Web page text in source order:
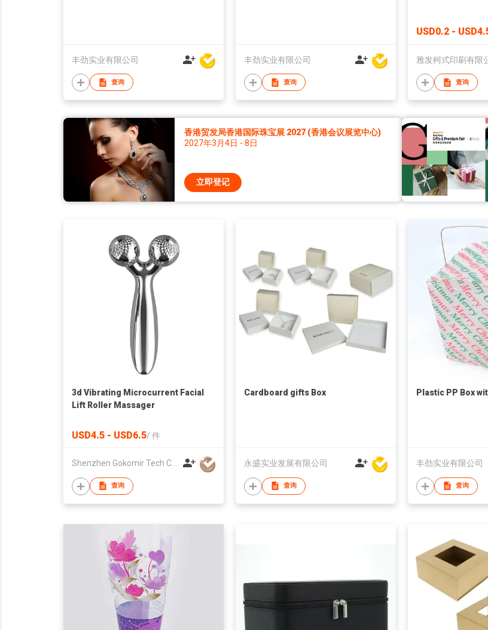
丰劲实业有限公司
查询
丰劲实业有限公司
查询
USD0.2 -
雅发柯式印刷有限
查询
香港贸发局香港国际珠宝展 2027 (香港会议展览中心)
2027年3月4日 - 8日
立即登记
3d Vibrating Microcurrent Facial
Lift Roller Massager
USD4.5 - USD6.5/ 件
Shenzhen Gokomir Tech Co., Ltd
查询
Cardboard gifts Box
永盛实业发展有限公司
查询
Plastic PP Box
丰劲实业有限公司
查询